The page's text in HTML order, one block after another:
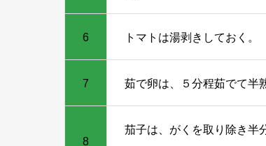
6 トマトは湯剥きしておく。
7 茹で卵は、５分程茹でて半
8
茄子は、がくを取り除き半